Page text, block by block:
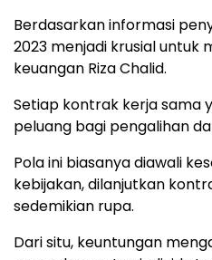
Berdasarkan informasi
2023 menjadi krusial untuk
keuangan Riza Chalid.
Setiap kontrak kerja sama
peluang bagi pengalihan
Pola ini biasanya diawali
kebijakan, dilanjutkan
sedemikian rupa.
Dari situ, keuntungan